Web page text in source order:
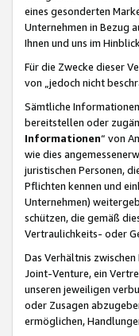
eines gesonderten
Unternehmen in Bezug
Ihnen und uns im
Für die Zwecke dieser
von „jedoch nicht
Sämtliche
bereitstellen oder
Informationen“ von
wie dies
juristischen Personen,
Pflichten kennen und
Unternehmen)
schützen, die gemäß
Vertraulichkeits- oder
Das Verhältnis
Joint-Venture, ein
unseren jeweiligen
oder Zusagen
ermöglichen,